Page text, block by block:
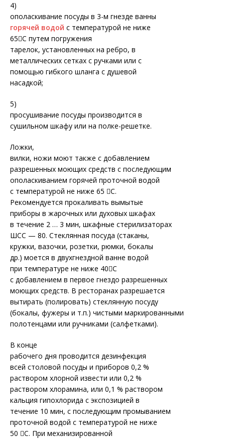
4)
ополаскивание посуды в 3-м гнезде ванны
горячей водой с температурой не ниже
65С путем погружения
тарелок, установленных на ребро, в
металлических сетках с ручками или с
помощью гибкого шланга с душевой
насадкой;
5)
просушивание посуды производится в
сушильном шкафу или на полке-решетке.
Ложки,
вилки, ножи моют также с добавлением
разрешенных моющих средств с последующим
ополаскиванием горячей проточной водой
с температурой не ниже 65 С.
Рекомендуется прокаливать вымытые
приборы в жарочных или духовых шкафах
в течение 2 … 3 мин, шкафные стерилизаторах
ШСС — 80. Стеклянная посуда (стаканы,
кружки, вазочки, розетки, рюмки, бокалы
др.) моется в двухгнездной ванне водой
при температуре не ниже 40С
с добавлением в первое гнездо разрешенных
моющих средств. В ресторанах разрешается
вытирать (полировать) стеклянную посуду
(бокалы, фужеры и т.п.) чистыми маркированными
полотенцами или ручниками (салфетками).
В конце
рабочего дня проводится дезинфекция
всей столовой посуды и приборов 0,2 %
раствором хлорной извести или 0,2 %
раствором хлорамина, или 0,1 % раствором
кальция гипохлорида с экспозицией в
течение 10 мин, с последующим промыванием
проточной водой с температурой не ниже
50 С. При механизированной